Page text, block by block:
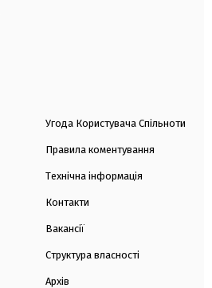
Угода Користувача Спільноти
Правила коментування
Технічна інформація
Контакти
Вакансії
Структура власності
Архів